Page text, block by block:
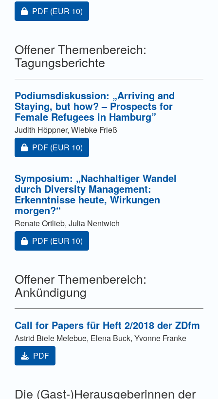
Zugang für Abonnent/innen oder durch Zahlung einer
PDF (EUR 10)
Offener Themenbereich:
Tagungsberichte
Podiumsdiskussion: „Arriving and
Staying, but how? – Prospects for
Female Refugees in Hamburg”
Judith Höppner, Wiebke Frieß
Zugang für Abonnent/innen oder durch Zahlung einer
PDF (EUR 10)
Symposium: „Nachhaltiger Wandel
durch Diversity Management:
Erkenntnisse heute, Wirkungen
morgen?“
Renate Ortlieb, Julia Nentwich
Zugang für Abonnent/innen oder durch Zahlung einer
PDF (EUR 10)
Offener Themenbereich:
Ankündigung
Call for Papers für Heft 2/2018 der ZDfm
Astrid Biele Mefebue, Elena Buck, Yvonne Franke
PDF
Die (Gast-)Herausgeberinnen der